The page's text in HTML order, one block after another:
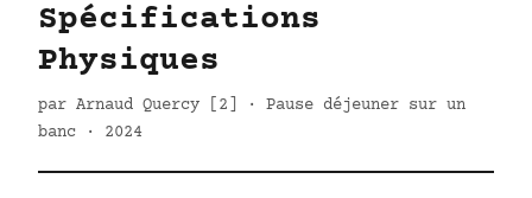
Spécifications
Physiques
par Arnaud Quercy [2] · Pause déjeuner sur un
banc · 2024